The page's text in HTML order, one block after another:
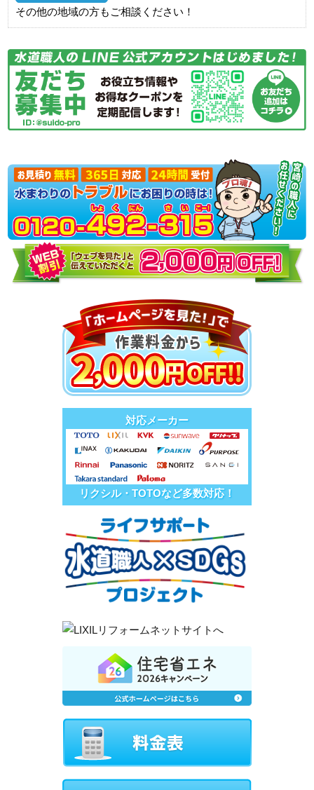
その他の地域の方もご相談ください！
対応メーカー
リクシル・TOTOなど多数対応！